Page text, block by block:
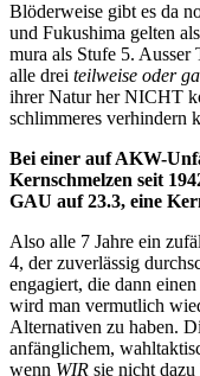
Blöderweise gibt es da
und Fukushima gelten
mura als Stufe 5.
alle drei teilweise oder
ihrer Natur her NICHT
schlimmeres verhindern
Bei einer auf AKW-
Kernschmelzen seit
GAU auf 23.3, eine
Also alle 7 Jahre ein
4, der zuverlässig
engagiert, die dann
wird man vermutlich
Alternativen zu haben.
anfänglichem,
wenn WIR sie nicht dazu